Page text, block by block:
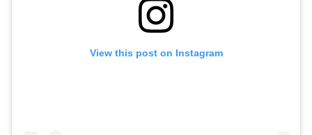
View this post on Instagram